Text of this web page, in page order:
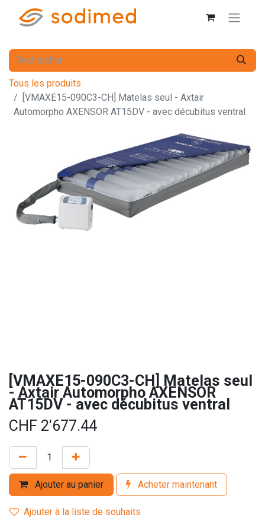
Tous les produits
[VMAXE15-090C3-CH] Matelas seul - Axtair
Automorpho AXENSOR AT15DV - avec décubitus ventral
[VMAXE15-090C3-CH] Matelas seul
- Axtair Automorpho AXENSOR
AT15DV - avec décubitus ventral
CHF 2'677.44
Ajouter au panier Acheter maintenant
Ajouter à la liste de souhaits